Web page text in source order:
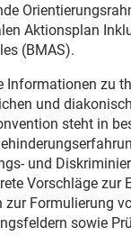
Aktionsplan
(BMAS).
zu
und
steht in
und
Vorschläge zur
zur Formulierung
sowie